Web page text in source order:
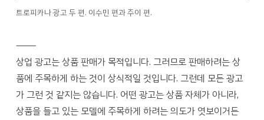
트로피카나 광고 두 편. 이수민 편과 주이 편.
―――
상업 광고는 상품 판매가 목적입니다. 그러므로 판매하려는 상
품에 주목하게 하는 것이 상식적일 것입니다. 그런데 모든 광고
가 그런 것 같지는 않습니다. 어떤 광고는 상품 자체가 아니라,
상품을 들고 있는 모델에 주목하게 하려는 의도가 엿보이거든